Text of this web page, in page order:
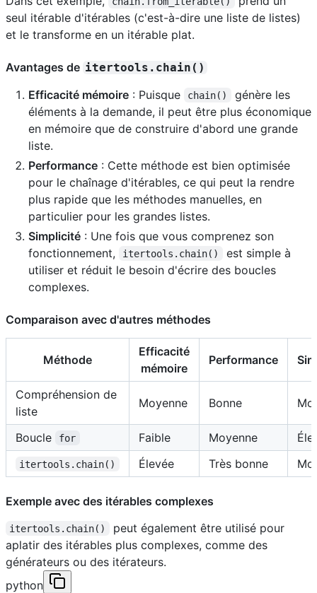
seul itérable d'itérables (c'est-à-dire une liste de listes)
et le transforme en un itérable plat.
Avantages de itertools.chain()
Efficacité mémoire : Puisque chain()
génère les
éléments à la demande, il peut être plus économique
en mémoire que de construire d'abord une grande
liste.
Performance : Cette méthode est bien optimisée
pour le chaînage d'itérables, ce qui peut la rendre
plus rapide que les méthodes manuelles, en
particulier pour les grandes listes.
Simplicité : Une fois que vous comprenez son
fonctionnement,
itertools.chain()
est simple à
utiliser et réduit le besoin d'écrire des boucles
complexes.
Comparaison avec d'autres méthodes
Méthode
Efficacité
mémoire
Performance
Compréhension de
liste
Moyenne Bonne
Boucle for Faible Moyenne
itertools.chain() Élevée Très bonne
Exemple avec des itérables complexes
itertools.chain()
peut également être utilisé pour
aplatir des itérables plus complexes, comme des
générateurs ou des itérateurs.
python